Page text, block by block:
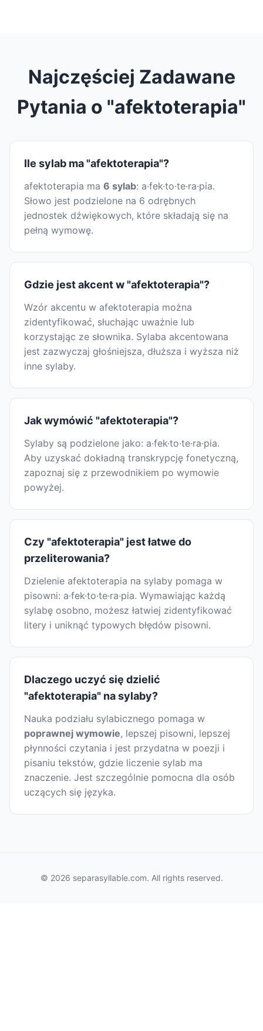
Najczęściej Zadawane
Pytania o "afektoterapia"
Ile sylab ma "afektoterapia"?
afektoterapia ma 6 sylab: a·fek·to·te·ra·pia.
Słowo jest podzielone na 6 odrębnych
jednostek dźwiękowych, które składają się na
pełną wymowę.
Gdzie jest akcent w "afektoterapia"?
Wzór akcentu w afektoterapia można
zidentyfikować, słuchając uważnie lub
korzystając ze słownika. Sylaba akcentowana
jest zazwyczaj głośniejsza, dłuższa i wyższa niż
inne sylaby.
Jak wymówić "afektoterapia"?
Sylaby są podzielone jako: a·fek·to·te·ra·pia.
Aby uzyskać dokładną transkrypcję fonetyczną,
zapoznaj się z przewodnikiem po wymowie
powyżej.
Czy "afektoterapia" jest łatwe do
przeliterowania?
Dzielenie afektoterapia na sylaby pomaga w
pisowni: a·fek·to·te·ra·pia. Wymawiając każdą
sylabę osobno, możesz łatwiej zidentyfikować
litery i uniknąć typowych błędów pisowni.
Dlaczego uczyć się dzielić
"afektoterapia" na sylaby?
Nauka podziału sylabicznego pomaga w
poprawnej wymowie, lepszej pisowni, lepszej
płynności czytania i jest przydatna w poezji i
pisaniu tekstów, gdzie liczenie sylab ma
znaczenie. Jest szczególnie pomocna dla osób
uczących się języka.
© 2026 separasyllable.com. All rights reserved.